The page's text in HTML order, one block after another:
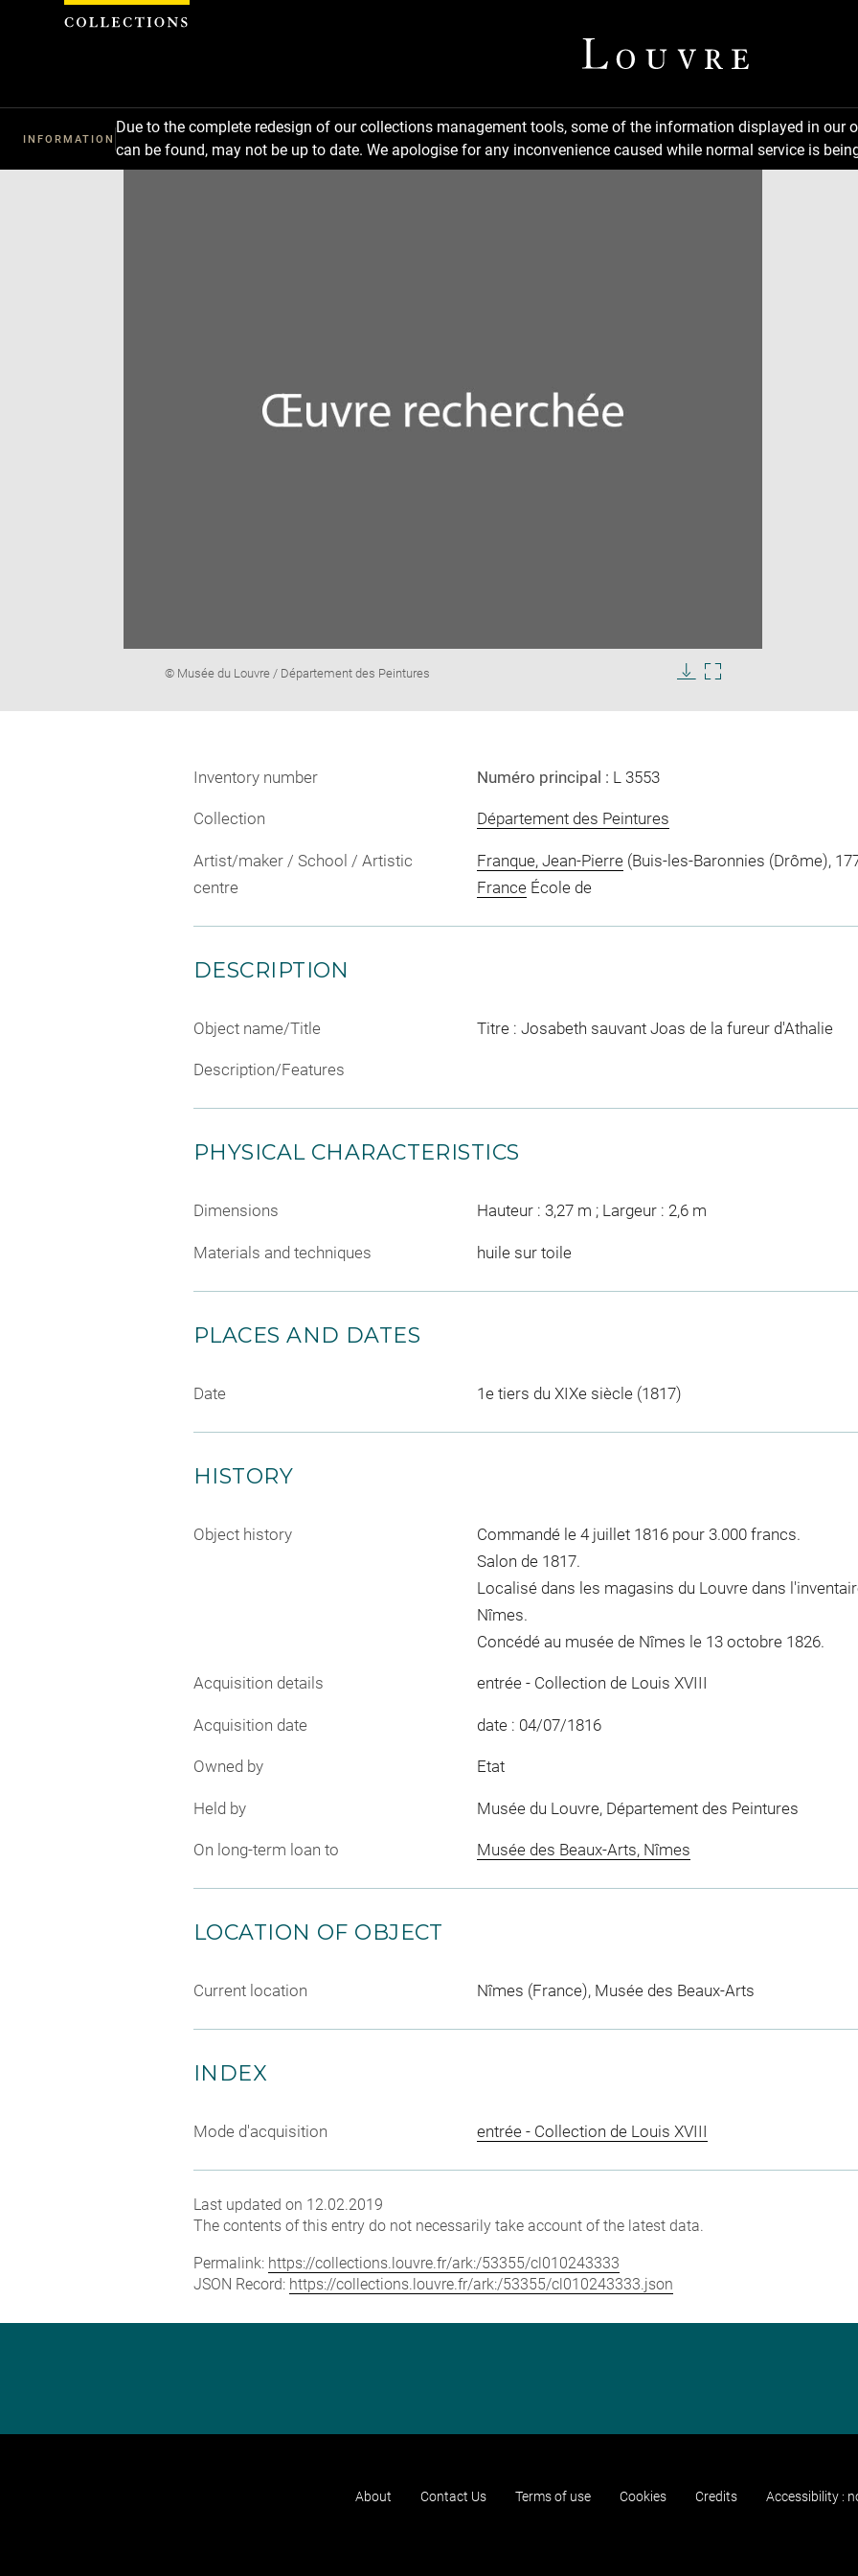
INFORMATION
Due to the complete redesign of our collections management tools, some of the information displayed in
can be found, may not be up to date. We apologise for any inconvenience caused while normal service is
new
Image
© Musée du Louvre / Département des Peintures
imageimage
Inventory number Numéro principal : L 3553
Collection Département des Peintures
Artist/maker / School / Artistic
centre
Franque, Jean-Pierre(Buis-les-Baronnies (Drôme),
FranceÉcole de
DESCRIPTION
Object name/Title Titre : Josabeth sauvant Joas de la fureur d'Athalie
Description/Features
PHYSICAL CHARACTERISTICS
Dimensions Hauteur : 3,27 m ; Largeur : 2,6 m
Materials and techniques huile sur toile
PLACES AND DATES
Date 1e tiers du XIXe siècle (1817)
HISTORY
Object history
Commandé le 4 juillet 1816 pour 3.000 francs.
Salon de 1817.
Localisé dans les magasins du Louvre dans
Nîmes.
Concédé au musée de Nîmes le 13 octobre 1826.
Acquisition details entrée - Collection de Louis XVIII
Acquisition date date : 04/07/1816
Owned by Etat
Held by Musée du Louvre, Département des Peintures
On long-term loan to Musée des Beaux-Arts, Nîmes
LOCATION OF OBJECT
Current location Nîmes (France), Musée des Beaux-Arts
INDEX
Mode d'acquisition entrée - Collection de Louis XVIII
Last updated on 12.02.2019
The contents of this entry do not necessarily take account of the latest data.
Permalink: https://collections.louvre.fr/ark:/53355/cl010243333
JSON Record: https://collections.louvre.fr/ark:/53355/cl010243333.json
About Contact Us Terms of use Cookies Credits Accessibility :
Cookies management panel